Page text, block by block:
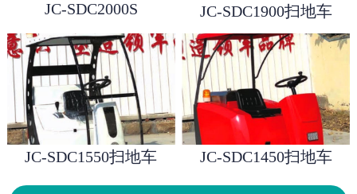
JC-SDC2000S JC-SDC1900扫地车
JC-SDC1550扫地车 JC-SDC1450扫地车